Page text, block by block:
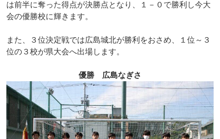
は前半に奪った得点が決勝点となり、１－０で勝利し今大
会の優勝校に輝きます。
また、３位決定戦では広島城北が勝利をおさめ、１位～３
位の３校が県大会へ出場します。
優勝 広島なぎさ